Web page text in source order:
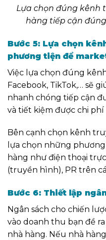
Lựa chọn đúng kênh
hàng tiếp cận
Bước 5: Lựa chọn
phương tiện để
Việc lựa chọn đúng
Facebook, TikTok,… sẽ
nhanh chóng tiếp cận
và tiết kiệm được chi phí
Bên cạnh chọn kênh
lựa chọn những
hàng như điện thoại
(truyền hình), PR trên
Bước 6: Thiết lập
Ngân sách cho chiến
vào doanh thu bạn đề
nhà hàng. Nếu nhà